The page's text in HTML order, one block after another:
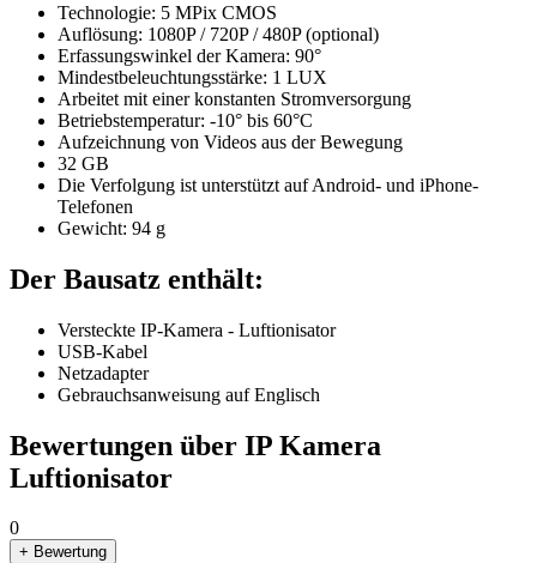
Technologie: 5 MPix CMOS
Auflösung: 1080P / 720P / 480P (optional)
Erfassungswinkel der Kamera: 90°
Mindestbeleuchtungsstärke: 1 LUX
Arbeitet mit einer konstanten Stromversorgung
Betriebstemperatur: -10° bis 60°C
Aufzeichnung von Videos aus der Bewegung
32 GB
Die Verfolgung ist unterstützt auf Android- und iPhone-
Telefonen
Gewicht: 94 g
Der Bausatz enthält:
Versteckte IP-Kamera - Luftionisator
USB-Kabel
Netzadapter
Gebrauchsanweisung auf Englisch
Bewertungen über IP Kamera
Luftionisator
0
+ Bewertung